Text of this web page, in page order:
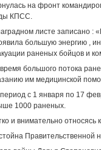
на фронт
КПСС.
листе записано
большую энергию ,
раненых бойцов и
большого потока
им медицинской
с 1 января по 17
1000 раненых.
и внимательно
Правительственной